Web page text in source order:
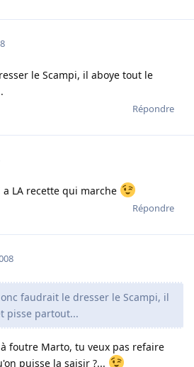
le Scampi, il aboye tout le
Répondre
LA recette qui marche
Répondre
faudrait le dresser le Scampi, il
pisse partout...
foutre Marto, tu veux pas refaire
puisse la saisir ?...